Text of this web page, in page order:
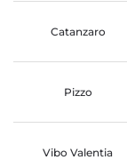
Catanzaro
Pizzo
Vibo Valentia